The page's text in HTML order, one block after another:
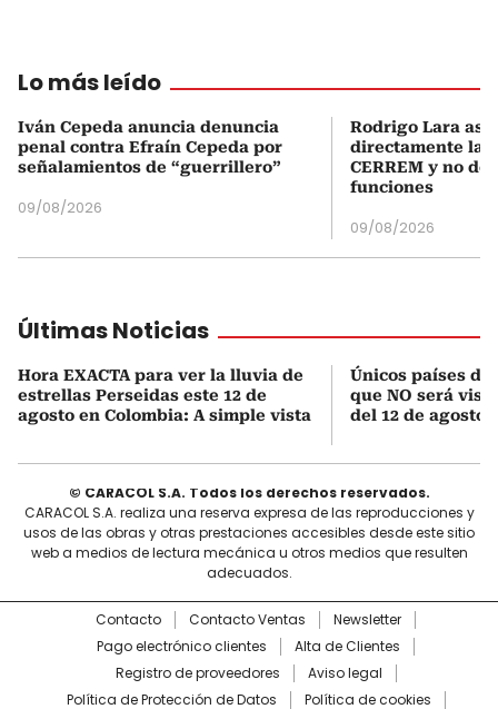
Lo más leído
Iván Cepeda anuncia denuncia
penal contra Efraín Cepeda por
señalamientos de “guerrillero”
09/08/2026
Rodrigo Lara
directamente la
CERREM y no
funciones
09/08/2026
Últimas Noticias
Hora EXACTA para ver la lluvia de
estrellas Perseidas este 12 de
agosto en Colombia: A simple vista
Únicos países
que NO será
del 12 de agosto,
© CARACOL S.A. Todos los derechos reservados.
CARACOL S.A. realiza una reserva expresa de las reproducciones y
usos de las obras y otras prestaciones accesibles desde este sitio
web a medios de lectura mecánica u otros medios que resulten
adecuados.
Contacto Contacto Ventas
Newsletter
Pago electrónico clientes
Alta de Clientes
Registro de proveedores
Aviso legal
Política de Protección de Datos
Política de cookies